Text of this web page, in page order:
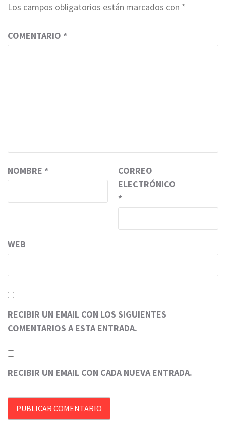
Los campos obligatorios están marcados con *
COMENTARIO *
NOMBRE *
CORREO
ELECTRÓNICO
*
WEB
RECIBIR UN EMAIL CON LOS SIGUIENTES
COMENTARIOS A ESTA ENTRADA.
RECIBIR UN EMAIL CON CADA NUEVA ENTRADA.